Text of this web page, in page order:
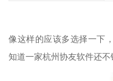
像这样的应该多选择一下
知道一家杭州协友软件还不